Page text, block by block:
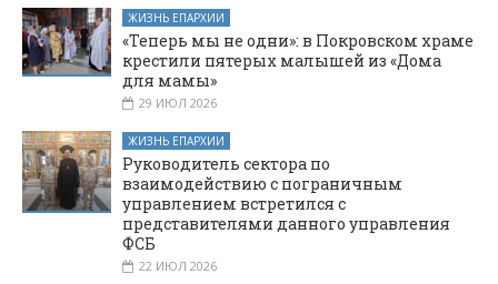
ЖИЗНЬ ЕПАРХИИ
«Теперь мы не одни»: в Покровском храме
крестили пятерых малышей из «Дома
для мамы»
29 ИЮЛ 2026
ЖИЗНЬ ЕПАРХИИ
Руководитель сектора по
взаимодействию с пограничным
управлением встретился с
представителями данного управления
ФСБ
22 ИЮЛ 2026